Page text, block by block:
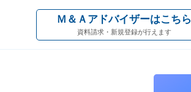
Ｍ＆Ａアドバイザーはこちら
資料請求・新規登録が行えます